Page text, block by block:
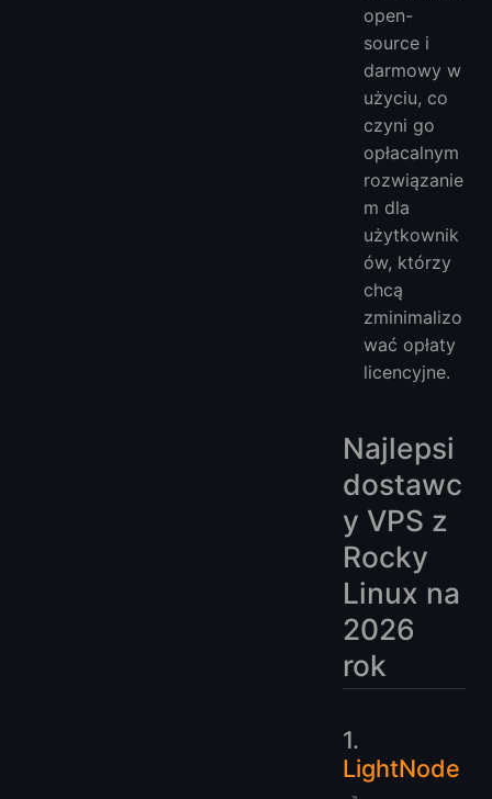
open-
source i
darmowy w
użyciu, co
czyni go
opłacalnym
rozwiązanie
m dla
użytkownik
ów, którzy
chcą
zminimalizo
wać opłaty
licencyjne.
Najlepsi
dostawc
y VPS z
Rocky
Linux na
2026
rok
1.
LightNode